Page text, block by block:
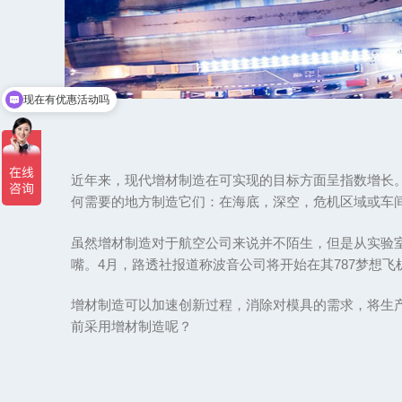
近年来，现代增材制造在可实现的目标方面呈指数增
何需要的地方制造它们：在海底，深空，危机区域或车
虽然增材制造对于航空公司来说并不陌生，但是从实
嘴。4月，路透社报道称波音公司将开始在其787梦想
增材制造可以加速创新过程，消除对模具的需求，将
前采用增材制造呢？
现在有优惠活动吗